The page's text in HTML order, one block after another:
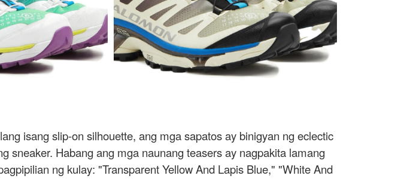
isang slip-on silhouette, ang mga sapatos ay binigyan ng eclectic
sneaker. Habang ang mga naunang teasers ay nagpakita lamang
ng kulay: "Transparent Yellow And Lapis Blue," "White And